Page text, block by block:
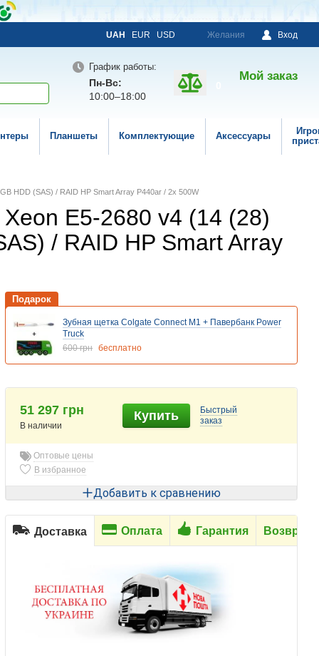
UAH EUR USD Желания Вход
График работы:
Пн-Вс:
10:00–18:00
Мой заказ
Планшеты Комплектующие Аксессуары
HDD (SAS) / RAID HP Smart Array P440ar / 2x 500W
E5-2680 v4 (14 (28)
/ RAID HP Smart Array
Подарок
Зубная щетка Colgate Connect M1 + Павербанк Power
Truck
600 грн бесплатно
51 297 грн
В наличии
Купить
Быстрый
заказ
Оптовые цены
В избранное
Добавить к сравнению
Доставка Оплата Гарантия Возврат